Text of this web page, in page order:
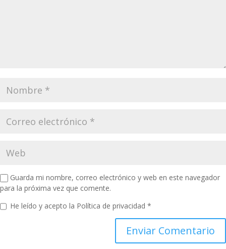
Guarda mi nombre, correo electrónico y web en este navegador
para la próxima vez que comente.
He leído y acepto la Política de privacidad *